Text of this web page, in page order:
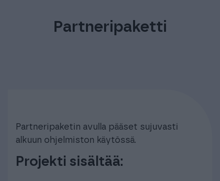
Partneripaketti
Partneripaketin avulla pääset sujuvasti
alkuun ohjelmiston käytössä.
Projekti sisältää: